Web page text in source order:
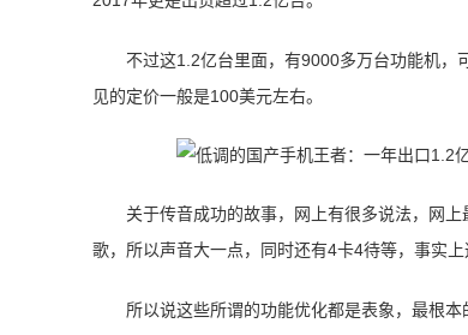
不过这1.2亿台里面，有9000多万台功能机，
见的定价一般是100美元左右。
关于传音成功的故事，网上有很多说法，网
歌，所以声音大一点，同时还有4卡4待等，事实
所以说这些所谓的功能优化都是表象，最根